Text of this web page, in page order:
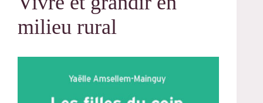
milieu rural